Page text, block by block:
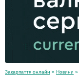
Закарпаття онлайн » Новини »